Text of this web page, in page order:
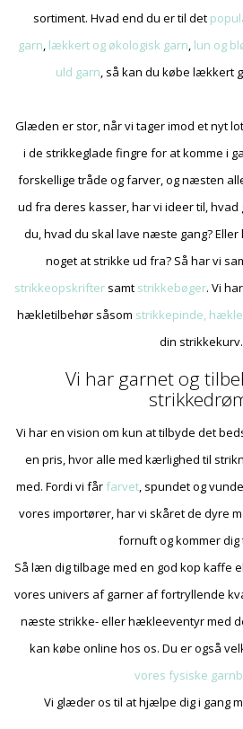
sortiment. Hvad end du er til det
garn, lækkert og økologisk garn, lun og
uld garn, så kan du købe lækkert
Glæden er stor, når vi tager imod et nyt
i de strikkeglade fingre for at komme i
forskellige tråde og farver, og næsten
ud fra deres kasser, har vi ideer til, hvad
du, hvad du skal lave næste gang?
noget at strikke ud fra? Så har vi
strikkeopskriftersamt strikkebøger. Vi
hækletilbehør såsom strikkepinde,
din strikkekurv.
Vi har garnet og
Vi har en vision om kun at tilbyde det
en pris, hvor alle med kærlighed til
med. Fordi vi får farvet, spundet og
vores importører, har vi skåret de dyre
fornuft og kommer dig
Så læn dig tilbage med en god kop kaffe
vores univers af garner af fortryllende
næste strikke- eller hækleeventyr med
kan købe online hos os. Du er også
vores fysiske
Vi glæder os til at hjælpe dig i gang